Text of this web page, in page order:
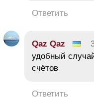
Ответить
Qaz Qaz
удобный
счётов
Ответить